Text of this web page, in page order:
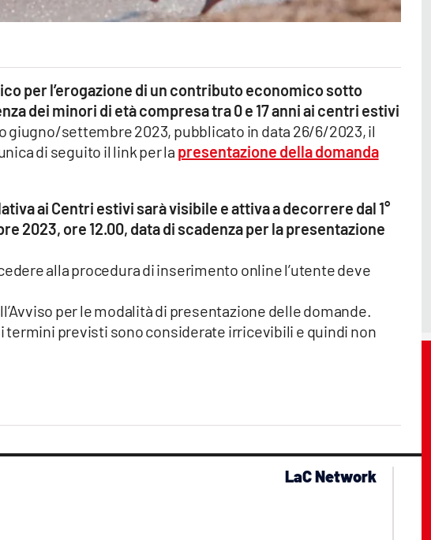
per l’erogazione di un contributo economico sotto
dei minori di età compresa tra 0 e 17 anni ai centri estivi
giugno/settembre 2023, pubblicato in data 26/6/2023, il
di seguito il link per la presentazione della domanda
ai Centri estivi sarà visibile e attiva a decorrere dal 1°
2023, ore 12.00, data di scadenza per la presentazione
alla procedura di inserimento online l’utente deve
per le modalità di presentazione delle domande.
termini previsti sono considerate irricevibili e quindi non
LaC Network